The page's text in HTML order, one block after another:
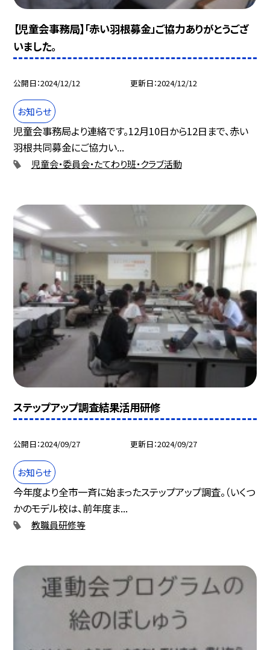
【児童会事務局】「赤い羽根募金」ご協力ありがとうござ
いました。
公開日 2024/12/12 更新日 2024/12/12
お知らせ
児童会事務局より連絡です。12月10日から12日まで、赤い
羽根共同募金にご協力い...
児童会・委員会・たてわり班・クラブ活動
ステップアップ調査結果活用研修
公開日 2024/09/27 更新日 2024/09/27
お知らせ
今年度より全市一斉に始まったステップアップ調査。（いくつ
かのモデル校は、前年度ま...
教職員研修等